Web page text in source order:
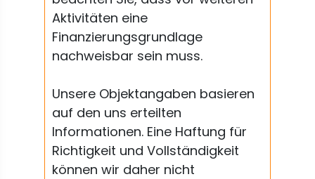
Aktivitäten eine
Finanzierungsgrundlage
nachweisbar sein muss.
Unsere Objektangaben basieren
auf den uns erteilten
Informationen. Eine Haftung für
Richtigkeit und Vollständigkeit
können wir daher nicht